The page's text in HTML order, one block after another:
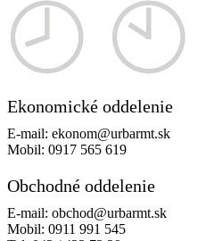
Ekonomické oddelenie
E-mail: ekonom@urbarmt.sk
Mobil: 0917 565 619
Obchodné oddelenie
E-mail: obchod@urbarmt.sk
Mobil: 0911 991 545